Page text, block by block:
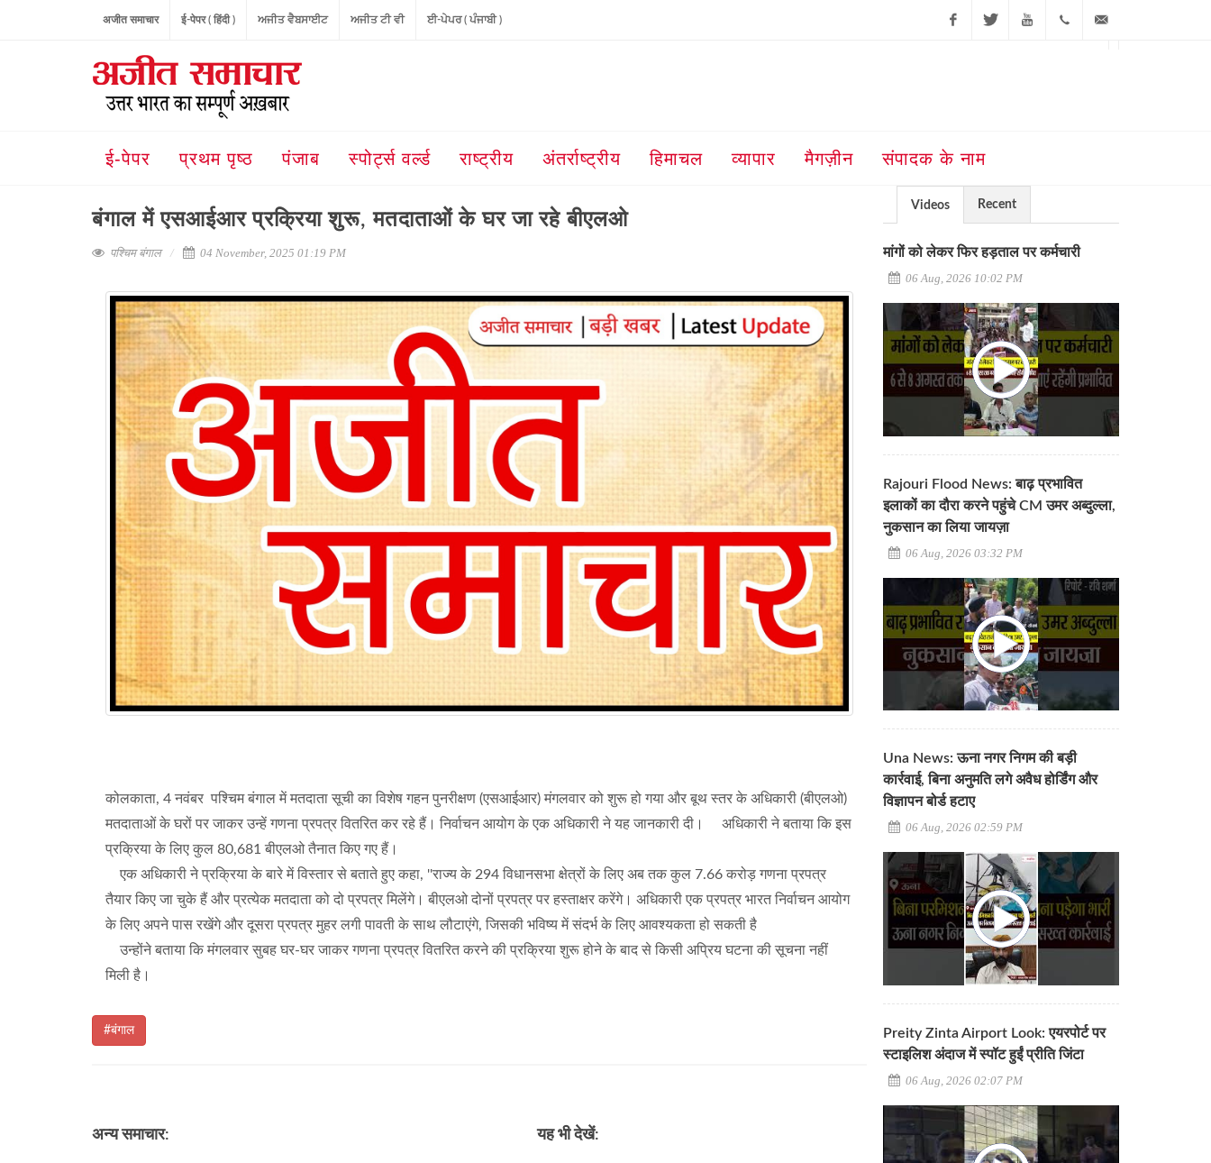
अजीत समाचार ई-पेपर ( हिंदी ) ਅਜੀਤ ਵੈਬਸਾਈਟ ਅਜੀਤ ਟੀ ਵੀ ਈ-ਪੇਪਰ ( ਪੰਜਾਬੀ )
ई-पेपर प्रथम पृष्ठ पंजाब स्पोर्ट्स वर्ल्ड राष्ट्रीय अंतर्राष्ट्रीय हिमाचल व्यापार मैगज़ीन संपादक के नाम
बंगाल में एसआईआर प्रक्रिया शुरू, मतदाताओं के घर जा रहे बीएलओ
पश्चिम बंगाल 04 November, 2025 01:19 PM
कोलकाता, 4 नवंबर पश्चिम बंगाल में मतदाता सूची का विशेष गहन पुनरीक्षण (एसआईआर) मंगलवार को शुरू हो गया और बूथ स्तर के अधिकारी (बीएलओ)
मतदाताओं के घरों पर जाकर उन्हें गणना प्रपत्र वितरित कर रहे हैं। निर्वाचन आयोग के एक अधिकारी ने यह जानकारी दी। अधिकारी ने बताया कि इस
प्रक्रिया के लिए कुल 80,681 बीएलओ तैनात किए गए हैं।
एक अधिकारी ने प्रक्रिया के बारे में विस्तार से बताते हुए कहा, ''राज्य के 294 विधानसभा क्षेत्रों के लिए अब तक कुल 7.66 करोड़ गणना प्रपत्र
तैयार किए जा चुके हैं और प्रत्येक मतदाता को दो प्रपत्र मिलेंगे। बीएलओ दोनों प्रपत्र पर हस्ताक्षर करेंगे। अधिकारी एक प्रपत्र भारत निर्वाचन आयोग
के लिए अपने पास रखेंगे और दूसरा प्रपत्र मुहर लगी पावती के साथ लौटाएंगे, जिसकी भविष्य में संदर्भ के लिए आवश्यकता हो सकती है
उन्होंने बताया कि मंगलवार सुबह घर-घर जाकर गणना प्रपत्र वितरित करने की प्रक्रिया शुरू होने के बाद से किसी अप्रिय घटना की सूचना नहीं
मिली है।
#बंगाल
अन्य समाचार: यह भी देखें:
Videos Recent
मांगों को लेकर फिर हड़ताल पर कर्मचारी
06 Aug, 2026 10:02 PM
Rajouri Flood News: बाढ़ प्रभावित
इलाकों का दौरा करने पहुंचे CM उमर अब्दुल्ला,
नुकसान का लिया जायज़ा
06 Aug, 2026 03:32 PM
Una News: ऊना नगर निगम की बड़ी
कार्रवाई, बिना अनुमति लगे अवैध होर्डिंग और
विज्ञापन बोर्ड हटाए
06 Aug, 2026 02:59 PM
Preity Zinta Airport Look: एयरपोर्ट पर
स्टाइलिश अंदाज में स्पॉट हुईं प्रीति जिंटा
06 Aug, 2026 02:07 PM